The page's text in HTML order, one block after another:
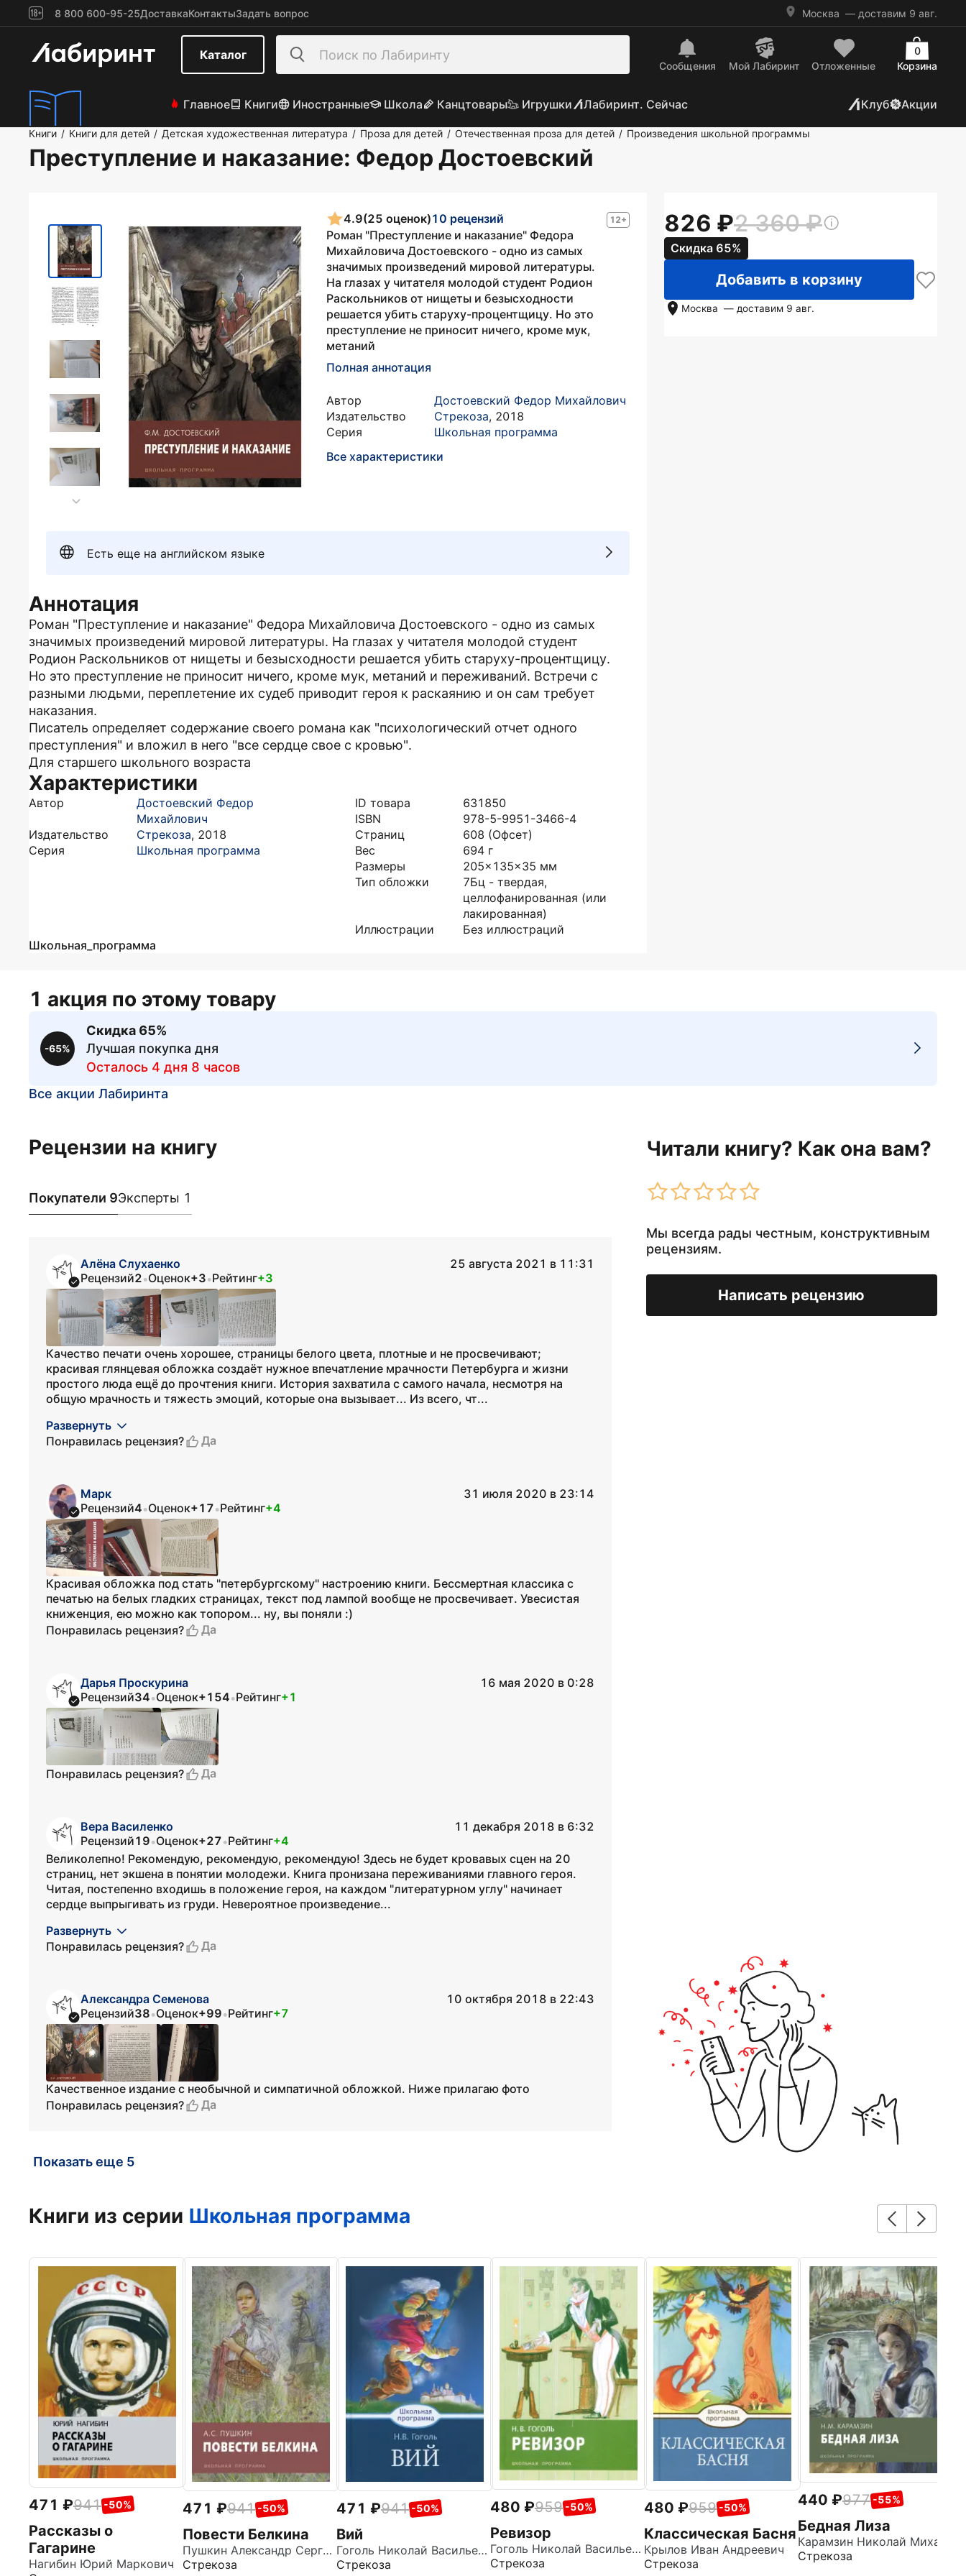
8 800 600-95-25ДоставкаКонтактыЗадать вопрос Москва — доставим 9 авг.
Каталог
Сообщения Mой Лабиринт Отложенные Корзина
0
Главное Книги Иностранные Школа Канцтовары Игрушки Лабиринт. Сейчас Клуб Акции
Книги / Книги для детей / Детская художественная литература / Проза для детей / Отечественная проза для детей / Произведения школьной программы
Преступление и наказание: Федор Достоевский
12+
4.9(25 оценок)10 рецензий
Роман "Преступление и наказание" Федора
Михайловича Достоевского - одно из самых
значимых произведений мировой литературы.
На глазах у читателя молодой студент Родион
Раскольников от нищеты и безысходности
решается убить старуху-процентщицу. Но это
преступление не приносит ничего, кроме мук,
метаний
Полная аннотация
Автор
Достоевский Федор Михайлович
Издательство
Стрекоза, 2018
Серия
Школьная программа
Все характеристики
Есть еще на английском языке
Аннотация
Роман "Преступление и наказание" Федора Михайловича Достоевского - одно из самых
значимых произведений мировой литературы. На глазах у читателя молодой студент
Родион Раскольников от нищеты и безысходности решается убить старуху-процентщицу.
Но это преступление не приносит ничего, кроме мук, метаний и переживаний. Встречи с
разными людьми, переплетение их судеб приводит героя к раскаянию и он сам требует
наказания.
Писатель определяет содержание своего романа как "психологический отчет одного
преступления" и вложил в него "все сердце свое с кровью".
Для старшего школьного возраста
Характеристики
Автор
Достоевский Федор
Михайлович
Издательство
Стрекоза, 2018
Серия
Школьная программа
ID товара
631850
ISBN
978-5-9951-3466-4
Страниц
608 (Офсет)
Вес
694 г
Размеры
205x135x35 мм
Тип обложки
7Бц - твердая,
целлофанированная (или
лакированная)
Иллюстрации
Без иллюстраций
Школьная_программа
826 2 360
Скидка 65%
Добавить в корзину
Москва — доставим 9 авг.
1 акция по этому товару
-65%
Скидка 65%
Лучшая покупка дня
Осталось 4 дня 8 часов
Все акции Лабиринта
Рецензии на книгу Читали книгу? Как она вам?
Мы всегда рады честным, конструктивным
рецензиям.
Написать рецензию
Покупатели 9Эксперты 1
Алёна Слухаенко
25 августа 2021 в 11:31
Рецензий2•Оценок+3•Рейтинг+3
Качество печати очень хорошее, страницы белого цвета, плотные и не просвечивают;
красивая глянцевая обложка создаёт нужное впечатление мрачности Петербурга и жизни
простого люда ещё до прочтения книги. История захватила с самого начала, несмотря на
общую мрачность и тяжесть эмоций, которые она вызывает... Из всего, чт...
Развернуть
Понравилась рецензия?
Да
Марк
31 июля 2020 в 23:14
Рецензий4•Оценок+17•Рейтинг+4
Красивая обложка под стать "петербургскому" настроению книги. Бессмертная классика с
печатью на белых гладких страницах, текст под лампой вообще не просвечивает. Увесистая
книженция, ею можно как топором... ну, вы поняли :)
Понравилась рецензия?
Да
Дарья Проскурина
16 мая 2020 в 0:28
Рецензий34•Оценок+154•Рейтинг+1
Понравилась рецензия? Да
Вера Василенко
11 декабря 2018 в 6:32
Рецензий19•Оценок+27•Рейтинг+4
Великолепно! Рекомендую, рекомендую, рекомендую! Здесь не будет кровавых сцен на 20
страниц, нет экшена в понятии молодежи. Книга пронизана переживаниями главного героя.
Читая, постепенно входишь в положение героя, на каждом "литературном углу" начинает
сердце выпрыгивать из груди. Невероятное произведение...
Развернуть
Понравилась рецензия?
Да
Александра Семенова
10 октября 2018 в 22:43
Рецензий38•Оценок+99•Рейтинг+7
Качественное издание с необычной и симпатичной обложкой. Ниже прилагаю фото
Понравилась рецензия?
Да
Показать еще 5
Книги из серии Школьная программа
471 941 -50%
Рассказы о
Гагарине
Нагибин Юрий Маркович
471 941 -50%
Повести Белкина
Пушкин Александр Сергеевич
Стрекоза
471 941 -50%
Вий
Гоголь Николай Васильевич
Стрекоза
480 959 -50%
Ревизор
Гоголь Николай Васильевич
Стрекоза
480 959 -50%
Классическая Басня
Крылов Иван Андреевич
Стрекоза
440 977 -55%
Бедная Лиза
Стрекоза